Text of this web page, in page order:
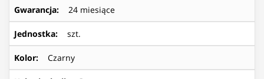
Gwarancja: 24 miesiące
Jednostka: szt.
Kolor: Czarny